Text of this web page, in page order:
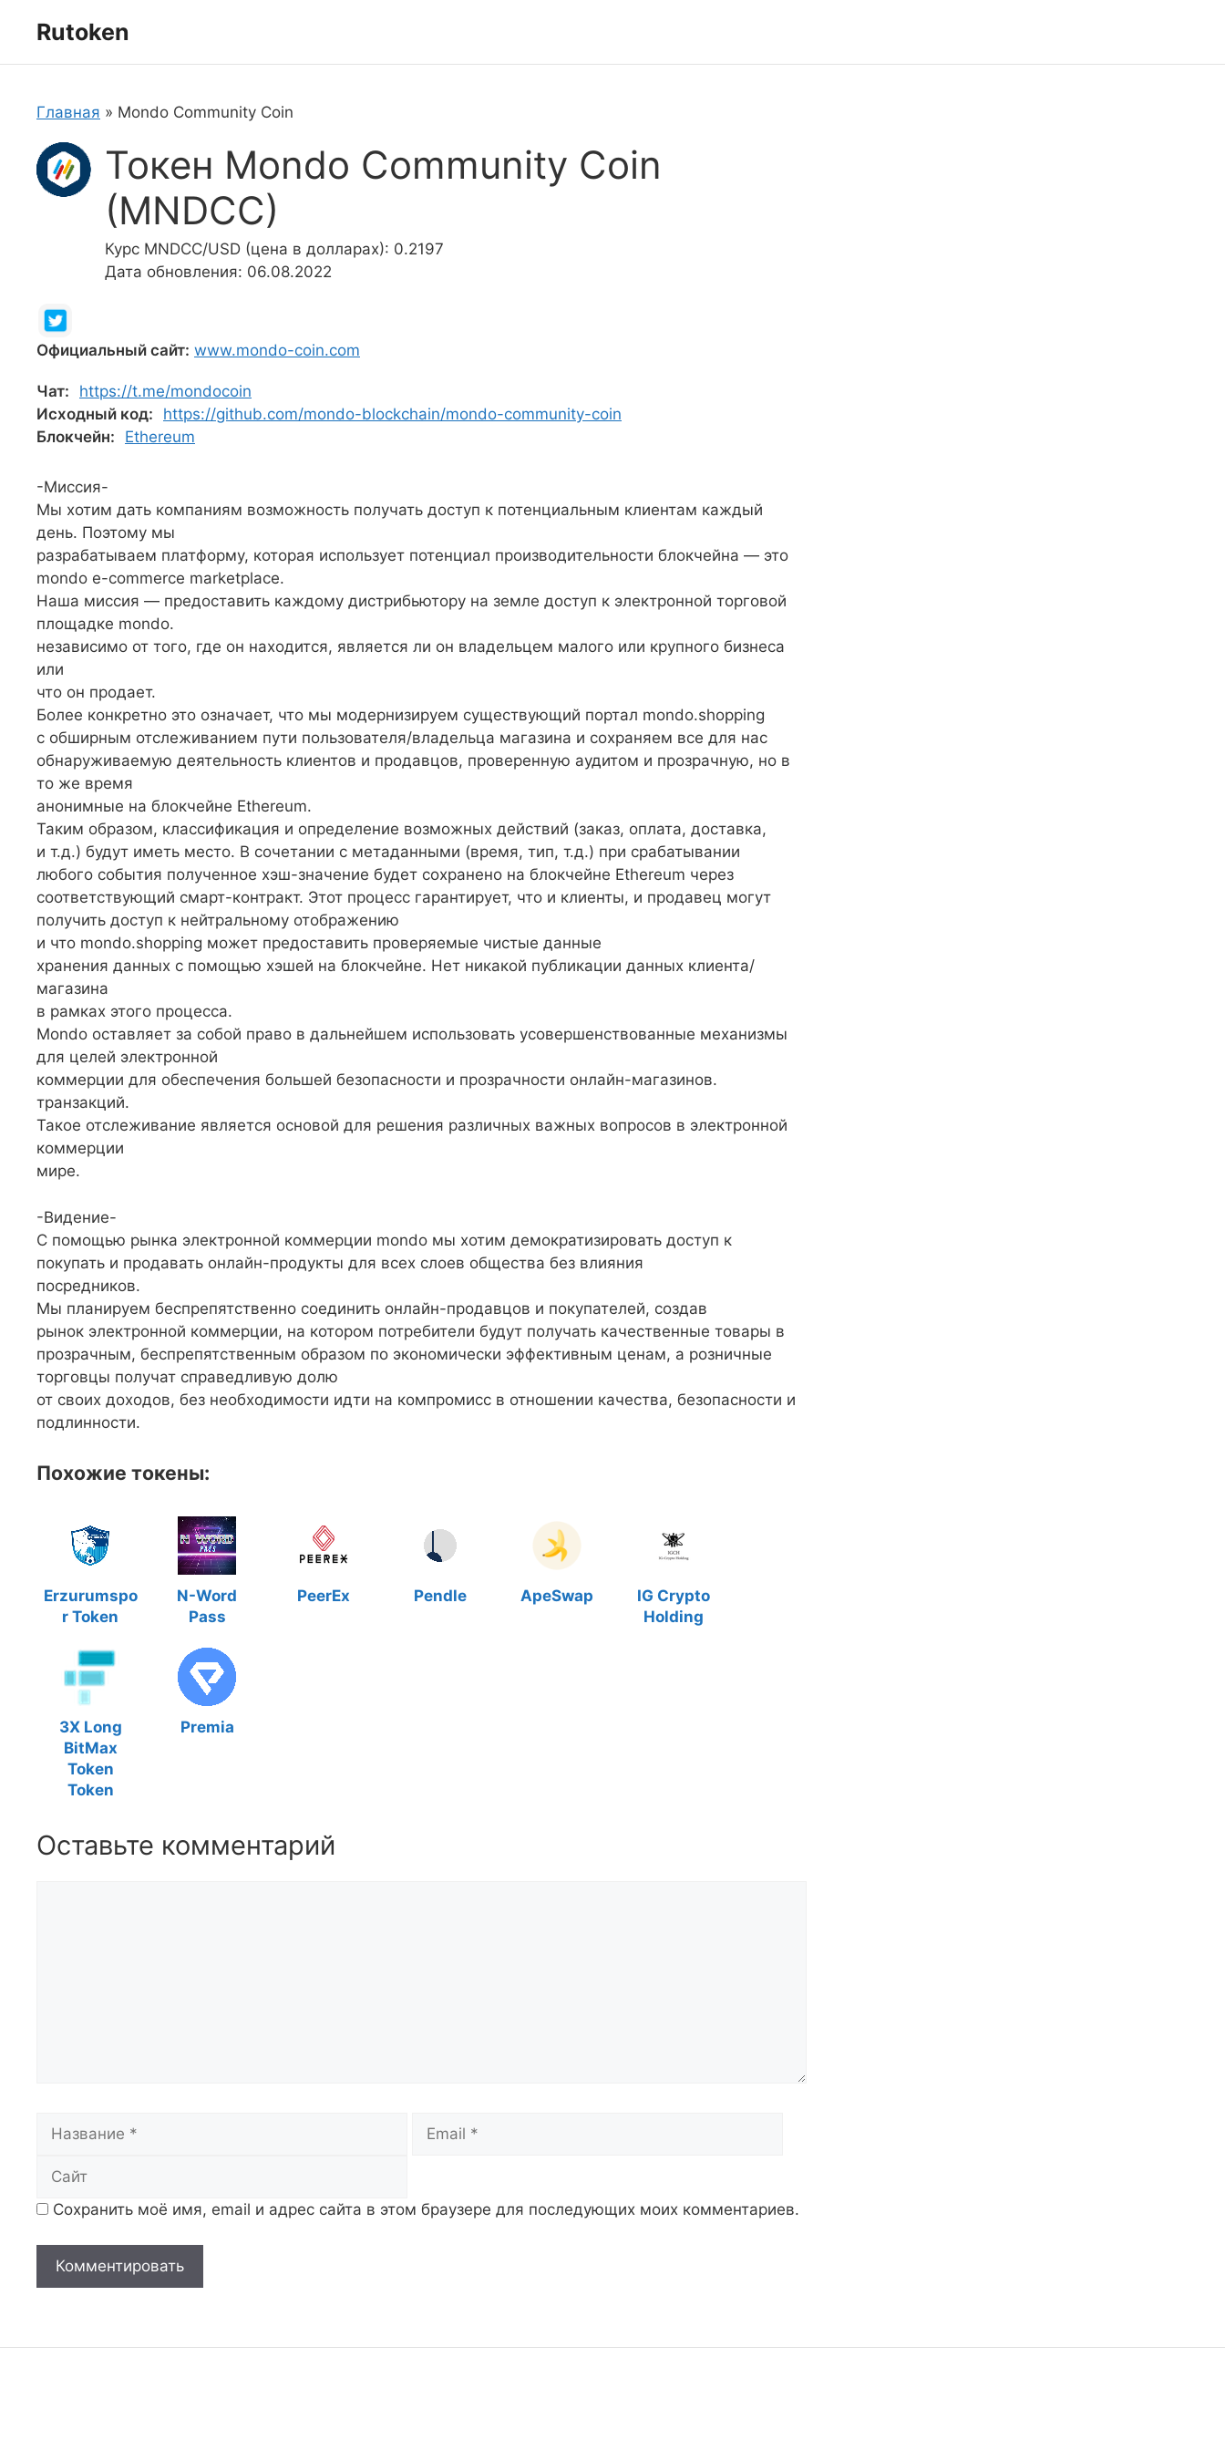
Rutoken
Главная » Mondo Community Coin
Токен Mondo Community Coin
(MNDCC)
Курс MNDCC/USD (цена в долларах): 0.2197
Дата обновления: 06.08.2022
Официальный сайт: www.mondo-coin.com
Чат:
https://t.me/mondocoin
Исходный код:
https://github.com/mondo-blockchain/mondo-community-coin
Блокчейн:
Ethereum
-Миссия-
Мы хотим дать компаниям возможность получать доступ к потенциальным клиентам каждый
день. Поэтому мы
разрабатываем платформу, которая использует потенциал производительности блокчейна — это
mondo e-commerce marketplace.
Наша миссия — предоставить каждому дистрибьютору на земле доступ к электронной торговой
площадке mondo.
независимо от того, где он находится, является ли он владельцем малого или крупного бизнеса
или
что он продает.
Более конкретно это означает, что мы модернизируем существующий портал mondo.shopping
с обширным отслеживанием пути пользователя/владельца магазина и сохраняем все для нас
обнаруживаемую деятельность клиентов и продавцов, проверенную аудитом и прозрачную, но в
то же время
анонимные на блокчейне Ethereum.
Таким образом, классификация и определение возможных действий (заказ, оплата, доставка,
и т.д.) будут иметь место. В сочетании с метаданными (время, тип, т.д.) при срабатывании
любого события полученное хэш-значение будет сохранено на блокчейне Ethereum через
соответствующий смарт-контракт. Этот процесс гарантирует, что и клиенты, и продавец могут
получить доступ к нейтральному отображению
и что mondo.shopping может предоставить проверяемые чистые данные
хранения данных с помощью хэшей на блокчейне. Нет никакой публикации данных клиента/
магазина
в рамках этого процесса.
Mondo оставляет за собой право в дальнейшем использовать усовершенствованные механизмы
для целей электронной
коммерции для обеспечения большей безопасности и прозрачности онлайн-магазинов.
транзакций.
Такое отслеживание является основой для решения различных важных вопросов в электронной
коммерции
мире.
-Видение-
С помощью рынка электронной коммерции mondo мы хотим демократизировать доступ к
покупать и продавать онлайн-продукты для всех слоев общества без влияния
посредников.
Мы планируем беспрепятственно соединить онлайн-продавцов и покупателей, создав
рынок электронной коммерции, на котором потребители будут получать качественные товары в
прозрачным, беспрепятственным образом по экономически эффективным ценам, а розничные
торговцы получат справедливую долю
от своих доходов, без необходимости идти на компромисс в отношении качества, безопасности и
подлинности.
Похожие токены:
Erzurumspo
r Token
N-Word
Pass
PeerEx Pendle ApeSwap
IG Crypto
Holding
3X Long
BitMax
Token
Token
Premia
Оставьте комментарий
Название Email
Сохранить моё имя, email и адрес сайта в этом браузере для последующих моих комментариев.